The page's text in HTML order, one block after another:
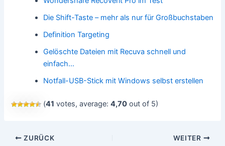
Die Shift-Taste – mehr als nur für Großbuchstaben
Definition Targeting
Gelöschte Dateien mit Recuva schnell und
einfach…
Notfall-USB-Stick mit Windows selbst erstellen
(41 votes, average:4,70 out of 5)
Beitragsnavigation
ZURÜCK WEITER